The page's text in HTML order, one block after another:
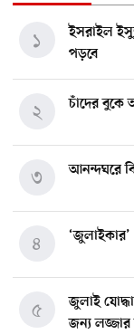
ইসরাইল
পড়বে
১
চাঁদের বুকে
২
আনন্দঘরে
৩
‘জুলাইকার’
৪
জুলাই
জন্য লজ্জার
৫